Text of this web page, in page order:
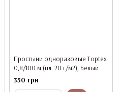
Простыни одноразовые Toptex
0,8/100 м (пл. 20 г/м2), Белый
350 грн